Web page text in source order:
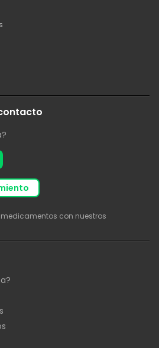
con nuestros